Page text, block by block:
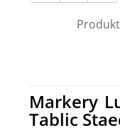
Markery
Tablic